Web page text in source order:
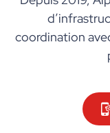
coordination